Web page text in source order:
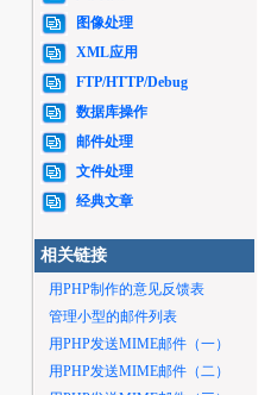
图像处理
XML应用
FTP/HTTP/Debug
数据库操作
邮件处理
文件处理
经典文章
相关链接
用PHP制作的意见反馈表
管理小型的邮件列表
用PHP发送MIME邮件（一）
用PHP发送MIME邮件（二）